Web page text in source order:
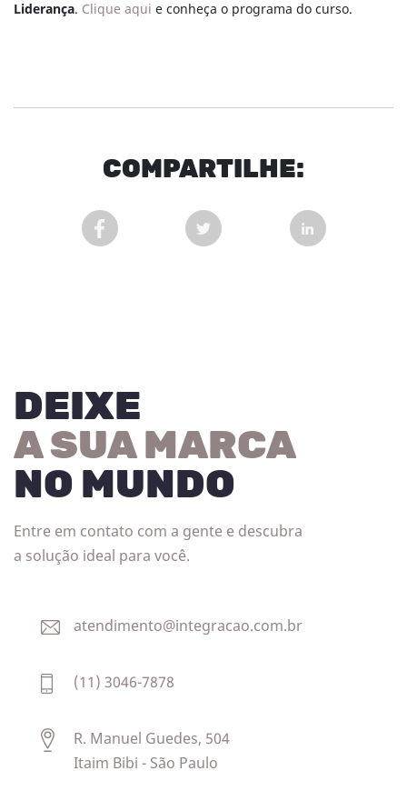
COMPARTILHE:
COMPARTILHAR POST NO FACEBOOK EM NOVA
COMPARTILHAR POST NO
Liderança. Clique aqui e conheça o programa do curso.
DEIXE
A SUA MARCA
NO MUNDO
Entre em contato com a gente e descubra
a solução ideal para você.
atendimento@integracao.com.br
(11) 3046-7878
R. Manuel Guedes, 504
Itaim Bibi - São Paulo